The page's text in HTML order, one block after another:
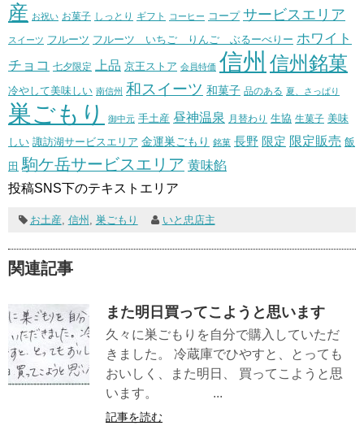
産 お祝い お菓子 しっとり ギフト コーヒー コープ サービスエリア
スイーツ フルーツ フルーツ いちご りんご ぶるーべりー ホワイト
チョコ 七夕限定 上品 京王ストア 会員特価 信州 信州銘菓
冷やして美味しい 南信州 和スイーツ 和菓子 品のある 夏、さっぱり
巣ごもり 御中元 手土産 昼神温泉 月替わり 生協 生菓子 美味
しい 諏訪湖サービスエリア 金運巣ごもり 銘菓 長野 限定 限定販売 飯
田 駒ケ岳サービスエリア 黄味餡
投稿SNS下のテキストエリア
お土産 信州 巣ごもり いと忠店主
関連記事
また明日買ってこようと思います
久々に巣ごもりを自分で購入していただ
きました。 冷蔵庫でひやすと、とっても
おいしく、また明日、 買ってこようと思
います。 ...
記事を読む